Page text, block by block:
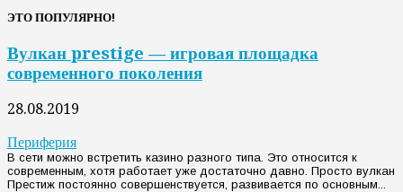
ЭТО ПОПУЛЯРНО!
Вулкан prestige — игровая площадка
современного поколения
28.08.2019
Периферия
В сети можно встретить казино разного типа. Это относится к
современным, хотя работает уже достаточно давно. Просто вулкан
Престиж постоянно совершенствуется, развивается по основным...